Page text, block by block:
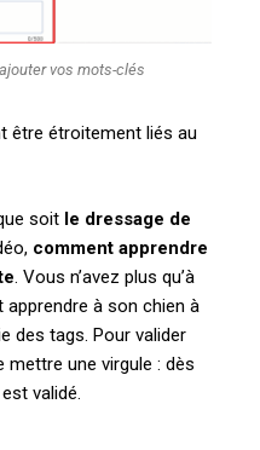
vos mots-clés
être étroitement liés au
soit le dressage de
comment apprendre
. Vous n’avez plus qu’à
à son chien à
des tags. Pour valider
une virgule : dès
validé.